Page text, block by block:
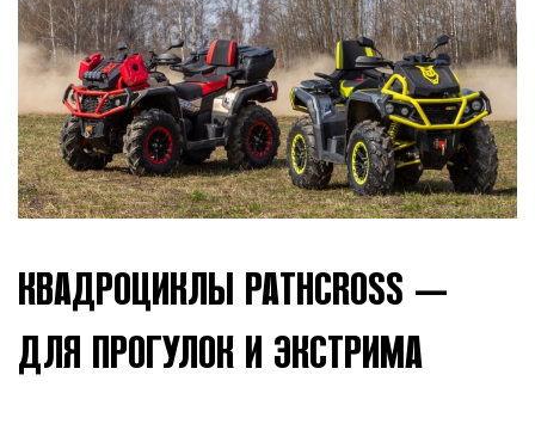
КВАДРОЦИКЛЫ PATHCROSS —
ДЛЯ ПРОГУЛОК И ЭКСТРИМА